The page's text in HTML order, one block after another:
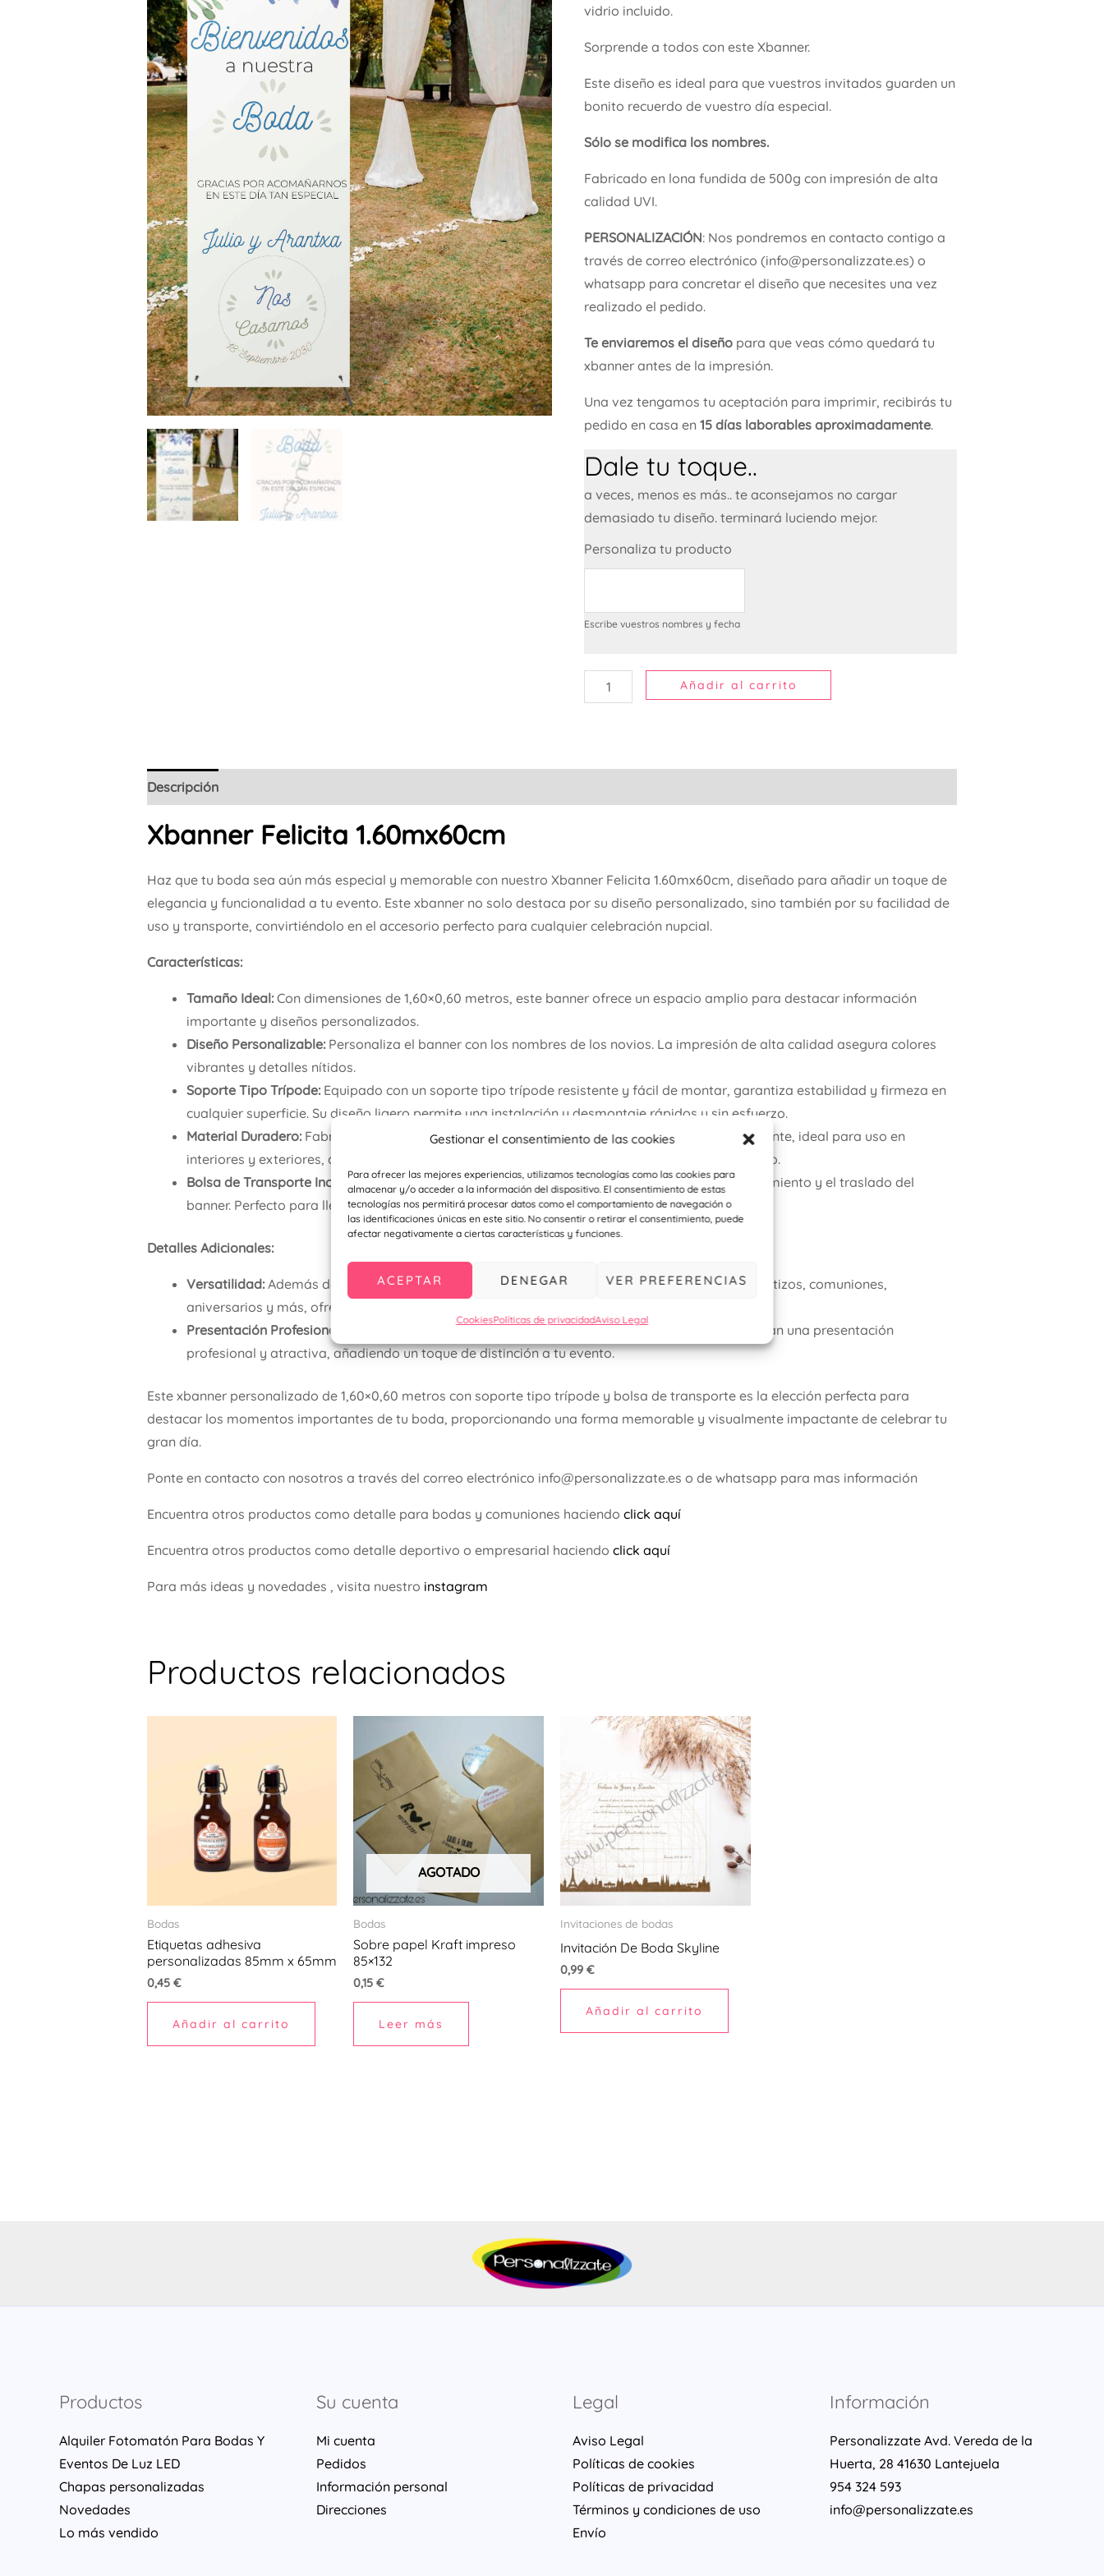
Gestionar el consentimiento de las cookies
Para ofrecer las mejores experiencias, utilizamos tecnologías como las cookies para
almacenar y/o acceder a la información del dispositivo. El consentimiento de estas
tecnologías nos permitirá procesar datos como el comportamiento de navegación o
las identificaciones únicas en este sitio. No consentir o retirar el consentimiento, puede
afectar negativamente a ciertas características y funciones.
ACEPTAR DENEGAR VER PREFERENCIAS
CookiesPolíticas de privacidadAviso Legal
vidrio incluido.
Sorprende a todos con este Xbanner.
Este diseño es ideal para que vuestros invitados guarden un
bonito recuerdo de vuestro día especial.
Sólo se modifica los nombres.
Fabricado en lona fundida de 500g con impresión de alta
calidad UVI.
PERSONALIZACIÓN: Nos pondremos en contacto contigo a
través de correo electrónico (info@personalizzate.es) o
whatsapp para concretar el diseño que necesites una vez
realizado el pedido.
Te enviaremos el diseño para que veas cómo quedará tu
xbanner antes de la impresión.
Una vez tengamos tu aceptación para imprimir, recibirás tu
pedido en casa en15 días laborables aproximadamente.
Dale tu toque..
a veces, menos es más.. te aconsejamos no cargar
demasiado tu diseño. terminará luciendo mejor.
Personaliza tu producto
Escribe vuestros nombres y fecha
Añadir al carrito
Descripción
Xbanner Felicita 1.60mx60cm
Haz que tu boda sea aún más especial y memorable con nuestro Xbanner Felicita 1.60mx60cm, diseñado para añadir un toque de
elegancia y funcionalidad a tu evento. Este xbanner no solo destaca por su diseño personalizado, sino también por su facilidad de
uso y transporte, convirtiéndolo en el accesorio perfecto para cualquier celebración nupcial.
Características:
Tamaño Ideal:Con dimensiones de 1,60×0,60 metros, este banner ofrece un espacio amplio para destacar información
importante y diseños personalizados.
Diseño Personalizable:Personaliza el banner con los nombres de los novios. La impresión de alta calidad asegura colores
vibrantes y detalles nítidos.
Soporte Tipo Trípode:Equipado con un soporte tipo trípode resistente y fácil de montar, garantiza estabilidad y firmeza en
cualquier superficie. Su diseño ligero permite una instalación y desmontaje rápidos y sin esfuerzo.
Material Duradero:Fabricado con materiales de alta calidad, este banner es duradero y resistente, ideal para uso en
interiores y exteriores, asegurando que se mantenga en perfecto estado durante todo el evento.
Bolsa de Transporte Incluida:Incluye una práctica bolsa de transporte que facilita el almacenamiento y el traslado del
banner. Perfecto para llevar de un lugar a otro sin complicaciones.
Detalles Adicionales:
Versatilidad:Además de bodas, este xbanner es ideal para otros eventos especiales como bautizos, comuniones,
aniversarios y más, ofreciendo una solución versátil para cualquier ocasión.
Presentación Profesional:
La estructura robusta del banner y la calidad de la impresión aseguran una presentación
profesional y atractiva, añadiendo un toque de distinción a tu evento.
Este xbanner personalizado de 1,60×0,60 metros con soporte tipo trípode y bolsa de transporte es la elección perfecta para
destacar los momentos importantes de tu boda, proporcionando una forma memorable y visualmente impactante de celebrar tu
gran día.
Ponte en contacto con nosotros a través del correo electrónico info@personalizzate.es o de whatsapp para mas información
Encuentra otros productos como detalle para bodas y comuniones haciendo click aquí
Encuentra otros productos como detalle deportivo o empresarial haciendo click aquí
Para más ideas y novedades , visita nuestro instagram
Productos relacionados
Bodas
Etiquetas adhesiva
personalizadas 85mm x 65mm
0,45 €
Añadir al carrito
AGOTADO
Bodas
Sobre papel Kraft impreso
85×132
0,15€
Leer más
Invitaciones de bodas
Invitación De Boda Skyline
0,99 €
Añadir al carrito
Productos
Alquiler Fotomatón Para Bodas Y
Eventos De Luz LED
Chapas personalizadas
Novedades
Lo más vendido
Su cuenta
Mi cuenta
Pedidos
Información personal
Direcciones
Legal
Aviso Legal
Políticas de cookies
Políticas de privacidad
Términos y condiciones de uso
Envío
Información
Personalizzate Avd. Vereda de la
Huerta, 28 41630 Lantejuela
954 324 593
info@personalizzate.es